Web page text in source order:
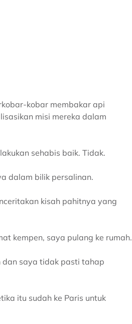
kobar membakar api
misi mereka dalam
sehabis baik. Tidak.
dalam bilik persalinan.
kisah pahitnya yang
kempen, saya pulang ke rumah.
saya tidak pasti tahap
itu sudah ke Paris untuk